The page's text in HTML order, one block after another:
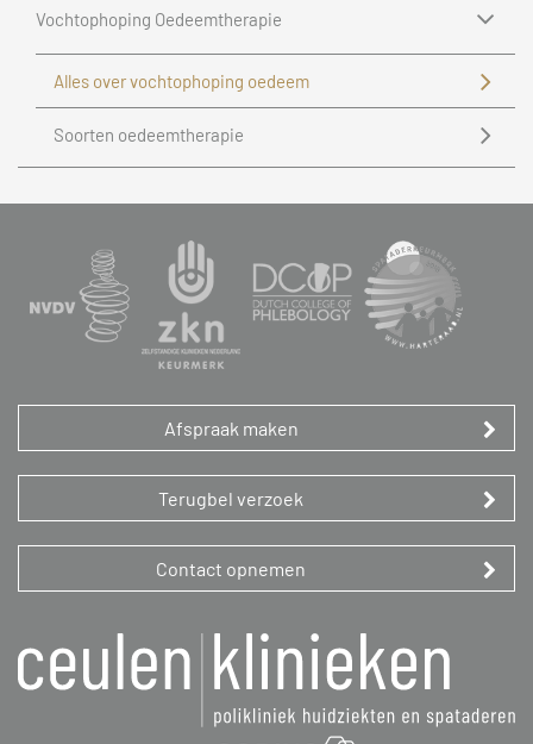
Vochtophoping Oedeemtherapie
Alles over vochtophoping oedeem
Soorten oedeemtherapie
Afspraak maken
Terugbel verzoek
Contact opnemen